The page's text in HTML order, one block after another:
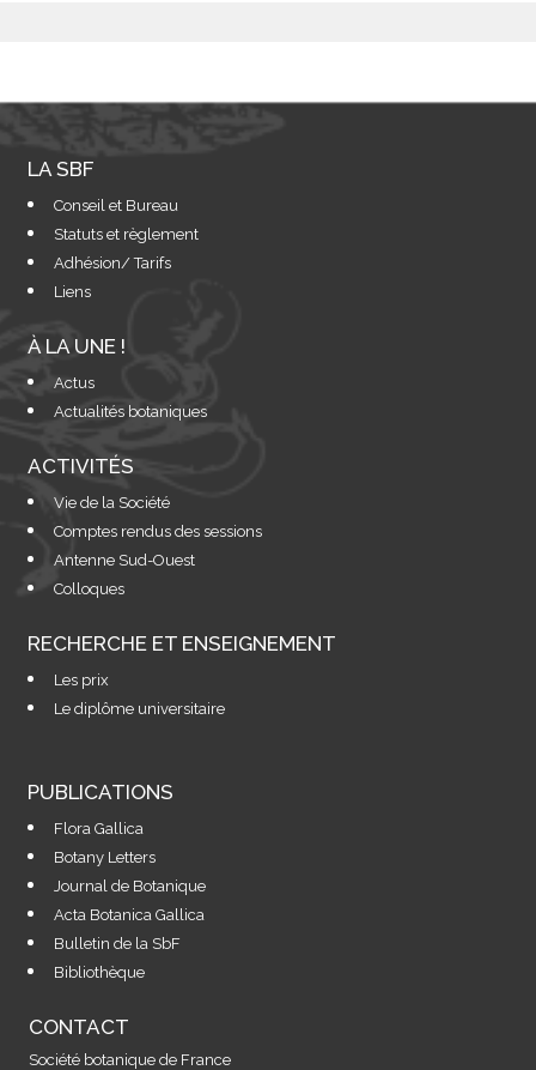
LA SBF
Conseil et Bureau
Statuts et règlement
Adhésion/ Tarifs
Liens
À LA UNE !
Actus
Actualités botaniques
ACTIVITÉS
Vie de la Société
Comptes rendus des sessions
Antenne Sud-Ouest
Colloques
RECHERCHE ET ENSEIGNEMENT
Les prix
Le diplôme universitaire
PUBLICATIONS
Flora Gallica
Botany Letters
Journal de Botanique
Acta Botanica Gallica
Bulletin de la SbF
Bibliothèque
CONTACT
Société botanique de France